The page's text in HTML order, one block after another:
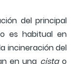
del principal
es habitual en
incineración del
en una cistao